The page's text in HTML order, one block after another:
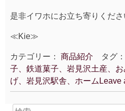
是非イワホにお立ち寄りくださ
≪Kie≫
カテゴリー： 商品紹介 タグ：
子、鉄道菓子、岩見沢土産、
げ、岩見沢駅舎、ホーム Leave